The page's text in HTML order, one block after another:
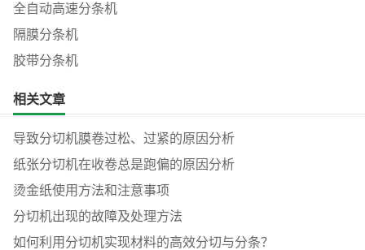
全自动高速分条机
隔膜分条机
胶带分条机
相关文章
导致分切机膜卷过松、过紧的原因分析
纸张分切机在收卷总是跑偏的原因分析
烫金纸使用方法和注意事项
分切机出现的故障及处理方法
如何利用分切机实现材料的高效分切与分条？